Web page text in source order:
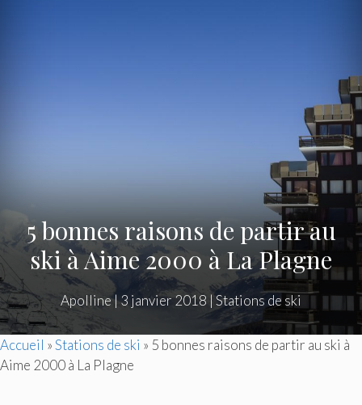
5 bonnes raisons de partir au
ski à Aime 2000 à La Plagne
Apolline|3 janvier 2018 |Stations de ski
Accueil »Stations de ski » 5 bonnes raisons de partir au ski à
Aime 2000 à La Plagne